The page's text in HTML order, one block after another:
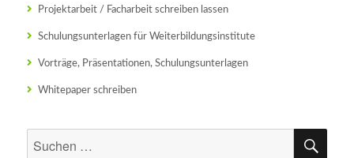
Projektarbeit / Facharbeit schreiben lassen
Schulungsunterlagen für Weiterbildungsinstitute
Vorträge, Präsentationen, Schulungsunterlagen
Whitepaper schreiben